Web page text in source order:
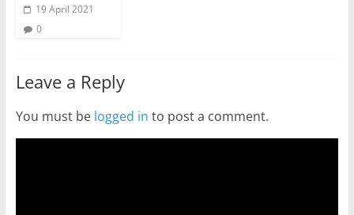
19 April 2021
0
Leave a Reply
You must be logged in to post a comment.